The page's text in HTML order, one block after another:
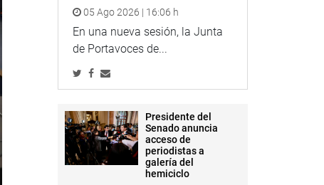
05 Ago 2026 | 16:06 h
En una nueva sesión, la Junta
de Portavoces de...
Presidente del
Senado anuncia
acceso de
periodistas a
galería del
hemiciclo